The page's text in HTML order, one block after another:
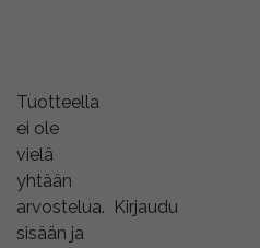
Tuotteella
ei ole
vielä
yhtään
arvostelua. Kirjaudu
sisään ja